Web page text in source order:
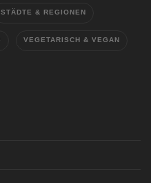
STÄDTE & REGIONEN
VEGETARISCH & VEGAN